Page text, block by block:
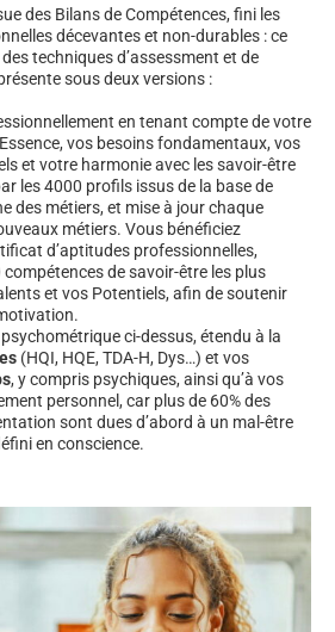
des Bilans de Compétences, fini les
décevantes et non-durables : ce
techniques d’assessment et de
sous deux versions :
en tenant compte de votre
vos besoins fondamentaux, vos
et votre harmonie avec les savoir-être
les 4000 profils issus de la base de
des métiers, et mise à jour chaque
métiers. Vous bénéficiez
d’aptitudes professionnelles,
de savoir-être les plus
et vos Potentiels, afin de soutenir
ci-dessus, étendu à la
(HQI, HQE, TDA-H, Dys…) et vos
, y compris psychiques, ainsi qu’à vos
personnel, car plus de 60% des
sont dues d’abord à un mal-être
en conscience.